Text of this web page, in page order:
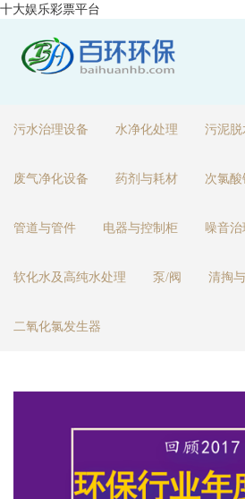
十大娱乐彩票平台
污水治理设备 水净化处理 污泥脱
废气净化设备 药剂与耗材 次氯
管道与管件 电器与控制柜 噪音
软化水及高纯水处理 泵/阀 清掏
二氧化氯发生器